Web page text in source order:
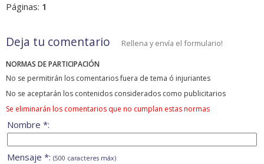
Páginas: 1
Deja tu comentario Rellena y envía el formulario!
NORMAS DE PARTICIPACIÓN
No se permitirán los comentarios fuera de tema ó injuriantes
No se aceptarán los contenidos considerados como publicitarios
Se eliminarán los comentarios que no cumplan estas normas
Nombre *:
Mensaje *: (500 caracteres máx)